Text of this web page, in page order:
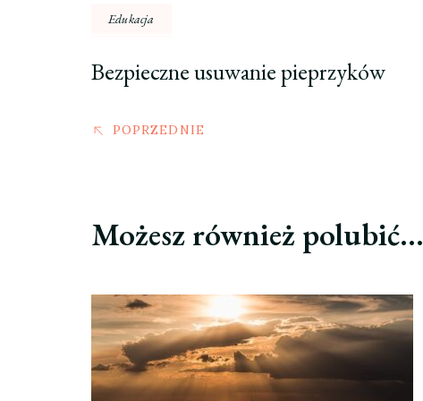
Edukacja
Bezpieczne usuwanie pieprzyków
POPRZEDNIE
Możesz również polubić…